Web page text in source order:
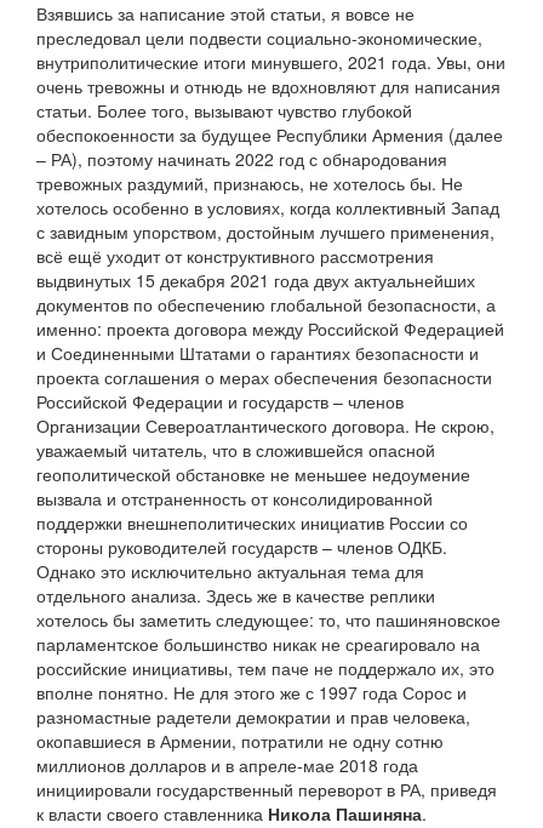
Взявшись за написание этой статьи, я вовсе не
преследовал цели подвести социально-экономические,
внутриполитические итоги минувшего, 2021 года. Увы, они
очень тревожны и отнюдь не вдохновляют для написания
статьи. Более того, вызывают чувство глубокой
обеспокоенности за будущее Республики Армения (далее
– РА), поэтому начинать 2022 год с обнародования
тревожных раздумий, признаюсь, не хотелось бы. Не
хотелось особенно в условиях, когда коллективный Запад
с завидным упорством, достойным лучшего применения,
всё ещё уходит от конструктивного рассмотрения
выдвинутых 15 декабря 2021 года двух актуальнейших
документов по обеспечению глобальной безопасности, а
именно: проекта договора между Российской Федерацией
и Соединенными Штатами о гарантиях безопасности и
проекта соглашения о мерах обеспечения безопасности
Российской Федерации и государств – членов
Организации Североатлантического договора. Не скрою,
уважаемый читатель, что в сложившейся опасной
геополитической обстановке не меньшее недоумение
вызвала и отстраненность от консолидированной
поддержки внешнеполитических инициатив России со
стороны руководителей государств – членов ОДКБ.
Однако это исключительно актуальная тема для
отдельного анализа. Здесь же в качестве реплики
хотелось бы заметить следующее: то, что пашиняновское
парламентское большинство никак не среагировало на
российские инициативы, тем паче не поддержало их, это
вполне понятно. Не для этого же с 1997 года Сорос и
разномастные радетели демократии и прав человека,
окопавшиеся в Армении, потратили не одну сотню
миллионов долларов и в апреле-мае 2018 года
инициировали государственный переворот в РА, приведя
к власти своего ставленника Никола Пашиняна.